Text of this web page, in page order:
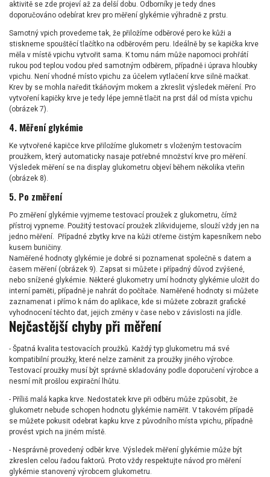
aktivitě se zde projeví až za delší dobu. Odborníky je tedy dnes
doporučováno odebírat krev pro měření glykémie výhradně z prstu.
Samotný vpich provedeme tak, že přiložíme odběrové pero ke kůži a
stiskneme spouštěcí tlačítko na odběrovém peru. Ideálně by se kapička krve
měla v místě vpichu vytvořit sama. K tomu nám může napomoci prohřátí
rukou pod teplou vodou před samotným odběrem, případně i úprava hloubky
vpichu. Není vhodné místo vpichu za účelem vytlačení krve silně mačkat.
Krev by se mohla naředit tkáňovým mokem a zkreslit výsledek měření. Pro
vytvoření kapičky krve je tedy lépe jemně tlačit na prst dál od místa vpichu
(obrázek 7).
4. Měření glykémie
Ke vytvořené kapičce krve přiložíme glukometr s vloženým testovacím
proužkem, který automaticky nasaje potřebné množství krve pro měření.
Výsledek měření se na display glukometru objeví během několika vteřin
(obrázek 8).
5. Po změření
Po změření glykémie vyjmeme testovací proužek z glukometru, čímž
přístroj vypneme. Použitý testovací proužek zlikvidujeme, slouží vždy jen na
jedno měření. Případné zbytky krve na kůži otřeme čistým kapesníkem nebo
kusem buničiny.
Naměřené hodnoty glykémie je dobré si poznamenat společně s datem a
časem měření (obrázek 9). Zapsat si můžete i případný důvod zvýšené,
nebo snížené glykémie. Některé glukometry umí hodnoty glykémie uložit do
interní paměti, případně je nahrát do počítače. Naměřené hodnoty si můžete
zaznamenat i přímo k nám do aplikace, kde si můžete zobrazit grafické
vyhodnocení těchto dat, jejich změny v čase nebo v závislosti na jídle.
Nejčastější chyby při měření
- Špatná kvalita testovacích proužků. Každý typ glukometru má své
kompatibilní proužky, které nelze zaměnit za proužky jiného výrobce.
Testovací proužky musí být správně skladovány podle doporučení výrobce a
nesmí mít prošlou expirační lhůtu.
- Příliš malá kapka krve. Nedostatek krve při odběru může způsobit, že
glukometr nebude schopen hodnotu glykémie naměřit. V takovém případě
se můžete pokusit odebrat kapku krve z původního místa vpichu, případně
provést vpich na jiném místě.
- Nesprávně provedený odběr krve. Výsledek měření glykémie může být
zkreslen celou řadou faktorů. Proto vždy respektujte návod pro měření
glykémie stanovený výrobcem glukometru.